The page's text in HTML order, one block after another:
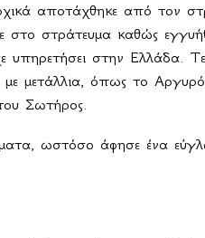
αποτάχθηκε από τον
στράτευμα καθώς
υπηρετήσει στην Ελλάδα.
μετάλλια, όπως το Αργυρό
Σωτήρος.
ωστόσο άφησε ένα